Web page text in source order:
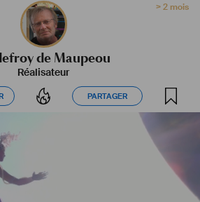
> 2 mois
de Maupeou
Réalisateur
PARTAGER
PARTAGER